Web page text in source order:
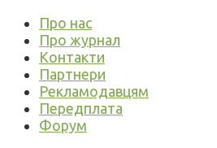
Про нас
Про журнал
Контакти
Партнери
Рекламодавцям
Передплата
Форум